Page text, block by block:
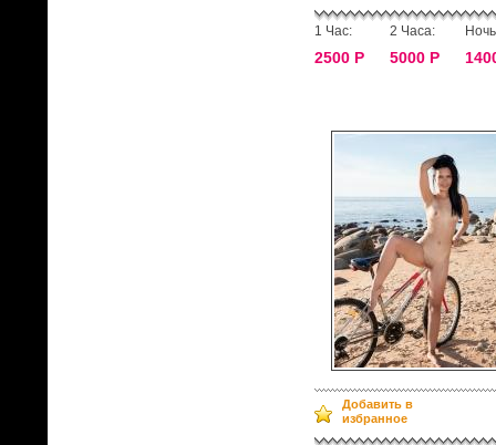
1 Час:
2500 Р
2 Часа:
5000 Р
Добавить в
избранное